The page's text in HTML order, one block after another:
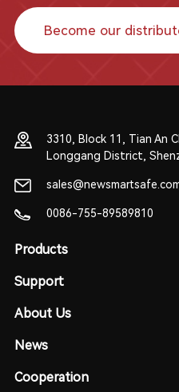
Become our
3310, Block 11, Tian An
Longgang District,
0086-755-89589810
Products
Support
About Us
News
Cooperation